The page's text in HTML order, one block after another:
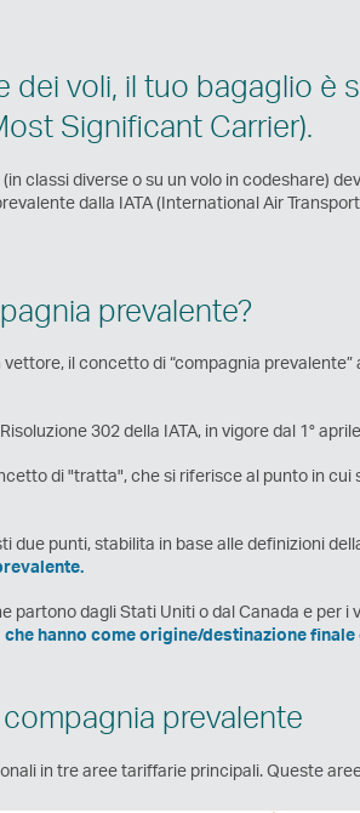
dei voli, il tuo bagaglio è
Significant Carrier).
classi diverse o su un volo in codeshare)
dalla IATA (International Air
prevalente?
il concetto di “compagnia
302 della IATA, in vigore dal 1°
di "tratta", che si riferisce al punto in
due punti, stabilita in base alle definizioni
partono dagli Stati Uniti o dal Canada e per
hanno come origine/destinazione finale
prevalente
in tre aree tariffarie principali. Queste